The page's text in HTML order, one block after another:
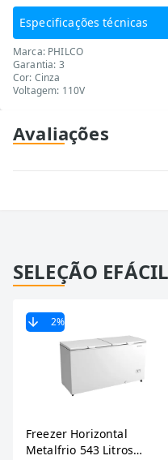
Especificações técnicas
Marca: PHILCO
Garantia: 3
Cor: Cinza
Voltagem: 110V
Avaliações
SELEÇÃO EFÁCIL
2%
Freezer Horizontal
Metalfrio 543 Litros